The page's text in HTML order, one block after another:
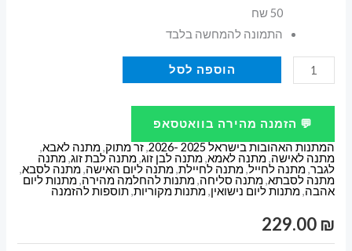
50 שח
התמונה להמחשה בלבד
כמות
של
מארז
עם
פררו
רושה
הוספה לסל
💬 הזמנה מהירה בוואטסאפ
המתנות האהובות בישראל 2025 -2026
,זר מתוק,מתנה לאבא,
מתנה לאישה,מתנה לאמא,מתנה לבן זוג,מתנה לבת זוג,מתנה
לגבר,מתנה לחייל,מתנה לחיילת,מתנה ליום האישה,מתנה לסבא,
מתנה לסבתא,מתנה סליחה,מתנות להחלמה מהירה,מתנות ליום
אהבה,מתנות ליום נישואין,מתנות מקוריות,תוספות להזמנה
229.00 ₪